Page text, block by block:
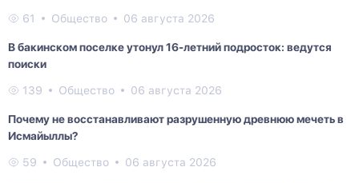
61 Общество 06 августа 2026
В бакинском поселке утонул 16-летний подросток: ведутся
поиски
139 Общество 06 августа 2026
Почему не восстанавливают разрушенную древнюю мечеть в
Исмайыллы?
59 Общество 06 августа 2026